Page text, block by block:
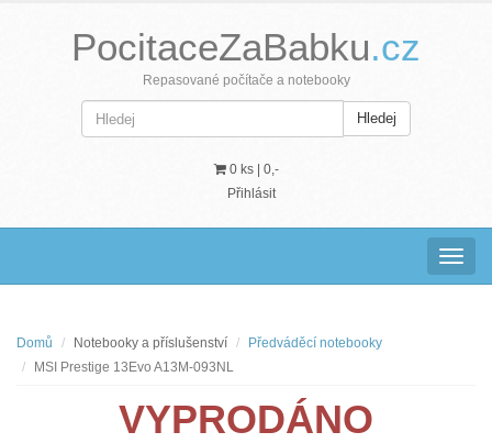
PocitaceZaBabku.cz
Repasované počítače a notebooky
Hledej
0 ks | 0,-
Přihlásit
Domů Notebooky a příslušenství
Předváděcí notebooky
MSI Prestige 13Evo A13M-093NL
VYPRODÁNO